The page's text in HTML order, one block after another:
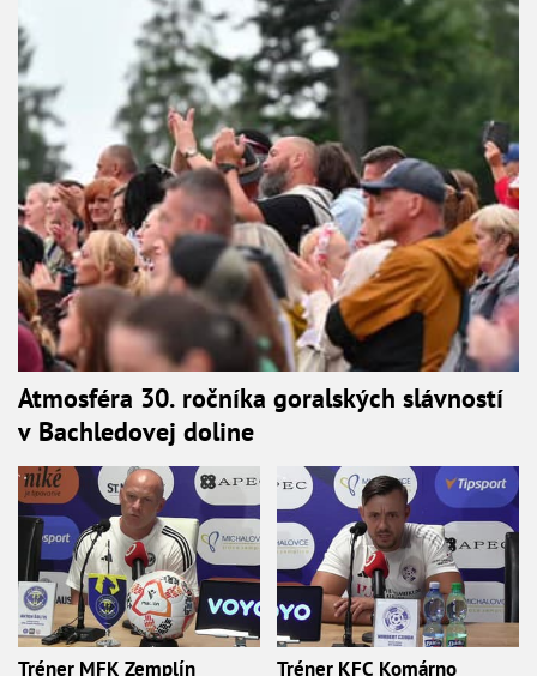
Atmosféra 30. ročníka goralských slávností
v Bachledovej doline
Tréner MFK Zemplín
Tréner KFC Komárno